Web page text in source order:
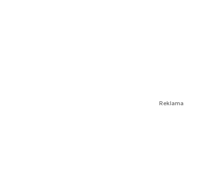
Reklama